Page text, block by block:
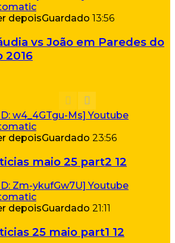
depoisGuardado 13:56
vs João em Paredes do
2016
depoisGuardado 23:56
maio 25 part2 12
depoisGuardado 21:11
25 maio part1 12